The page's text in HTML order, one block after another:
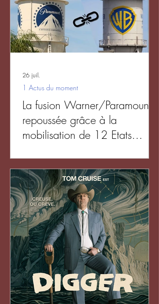
La fusion Warner/Paramount
repoussée grâce à la
mobilisation de 12 Etats
1 Actus du moment
26 juil.